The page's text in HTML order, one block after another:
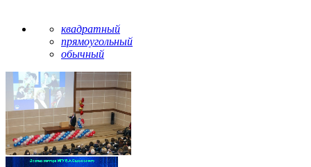
квадратный
прямоугольный
обычный